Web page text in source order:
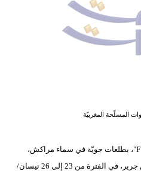
إسلامية
المسلّحة المغربيّة
ستقوم طائرات مغربيّة، من طراز "F16"، بطلعات جويّة في سماء مراكش،
انطلاقًا من القاعدة العسكرية في ابن جرير، في الفترة من 23 إلى 26 نيسان/